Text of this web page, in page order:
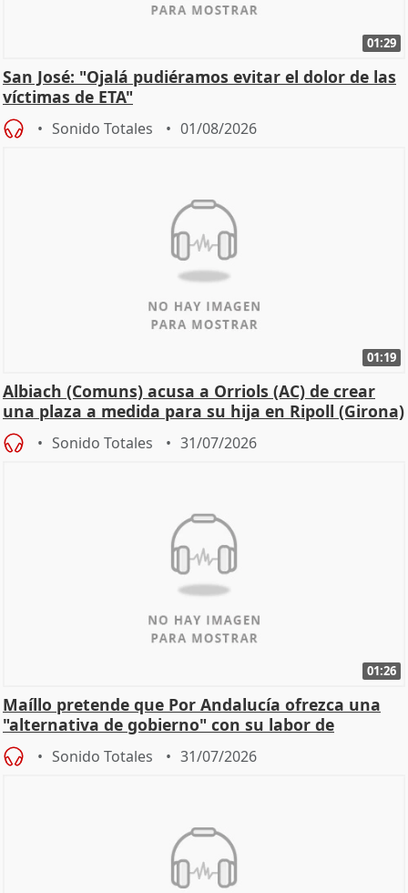
01:29
San José: "Ojalá pudiéramos evitar el dolor de las
víctimas de ETA"
Sonido Totales 01/08/2026
01:19
Albiach (Comuns) acusa a Orriols (AC) de crear
una plaza a medida para su hija en Ripoll (Girona)
Sonido Totales 31/07/2026
01:26
Maíllo pretende que Por Andalucía ofrezca una
"alternativa de gobierno" con su labor de
oposición
Sonido Totales 31/07/2026